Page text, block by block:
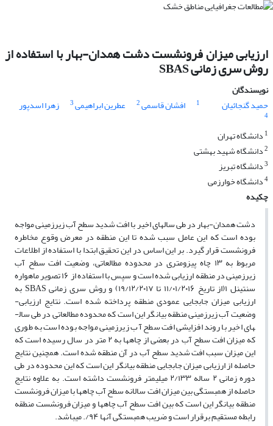
ارزیابی میزان فرونشست دشت همدان-بهار با استفاده از
روش سری زمانی SBAS
نویسندگان
حمید گنجائیان
1 افشان قاسمی2 عطرین ابراهیمی3 زهرا اسدپور
4
1 دانشگاه تهران
2دانشگاه شهید بهشتی
3دانشگاه تبریز
4دانشگاه خوارزمی
چکیده
دشت همدان-بهار در طی سال­های اخیر با افت شدید سطح آب زیرزمینی مواجه
بوده است که این عامل سبب شده تا این منطقه در معرض وقوع مخاطره
فرونشست قرار گیرد. بر این اساس در این تحقیق ابتدا با استفاده از اطلاعات
مربوط به ۱۳ چاه پیزومتری در محدوده مطالعاتی، وضعیت افت سطح آب
زیرزمینی در منطقه ارزیابی شده است و سپس با استفاده از ۱۶ تصویر ماهواره
سنتینل ۱­(از تاریخ ۱۱/۰۱/۲۰۱۶ تا ۱۹/۱۲/۲۰۱۷) و روش سری زمانی SBAS به
ارزیابی میزان جابجایی عمودی منطقه پرداخته شده است. نتایج ارزیابی­
وضعیت آب زیرزمینی منطقه بیانگر این است که محدوده مطالعاتی در طی سال­
های اخیر با روند افزایشی افت سطح آب زیرزمینی مواجه بوده است به طوری
که میزان افت سطح آب در بعضی از چاه­ها به ۲ متر در سال رسیده است که
این میزان سبب افت شدید سطح آب در آن منطقه شده است. همچنین نتایج
حاصله از ارزیابی میزان جابجایی منطقه بیانگر این است که این محدوده در طی
دوره زمانی ۲ ساله ۲/۱۳۳ میلی­متر فرونشست داشته است. به علاوه نتایج
حاصله از همبستگی بین میزان افت سالانه سطح آب چاه­ها با میزان فرونشست
منطقه بیانگر این است که بین افت سطح آب چاه­ها و میزان فرونشست منطقه
رابطه مستقیم برقرار است و ضریب همبستگی آن­ها ۹۴/. می­باشد.